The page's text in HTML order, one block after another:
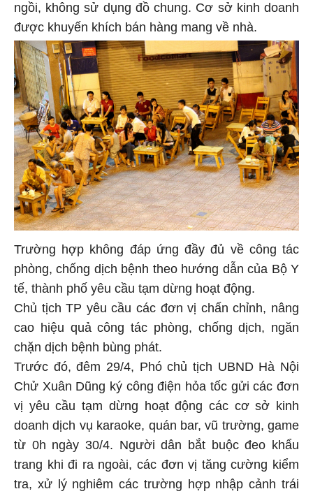
ngồi, không sử dụng đồ chung. Cơ sở kinh doanh
được khuyến khích bán hàng mang về nhà.
Trường hợp không đáp ứng đầy đủ về công tác
phòng, chống dịch bệnh theo hướng dẫn của Bộ Y
tế, thành phố yêu cầu tạm dừng hoạt động.
Chủ tịch TP yêu cầu các đơn vị chấn chỉnh, nâng
cao hiệu quả công tác phòng, chống dịch, ngăn
chặn dịch bệnh bùng phát.
Trước đó, đêm 29/4, Phó chủ tịch UBND Hà Nội
Chử Xuân Dũng ký công điện hỏa tốc gửi các đơn
vị yêu cầu tạm dừng hoạt động các cơ sở kinh
doanh dịch vụ karaoke, quán bar, vũ trường, game
từ 0h ngày 30/4. Người dân bắt buộc đeo khẩu
trang khi đi ra ngoài, các đơn vị tăng cường kiểm
tra, xử lý nghiêm các trường hợp nhập cảnh trái